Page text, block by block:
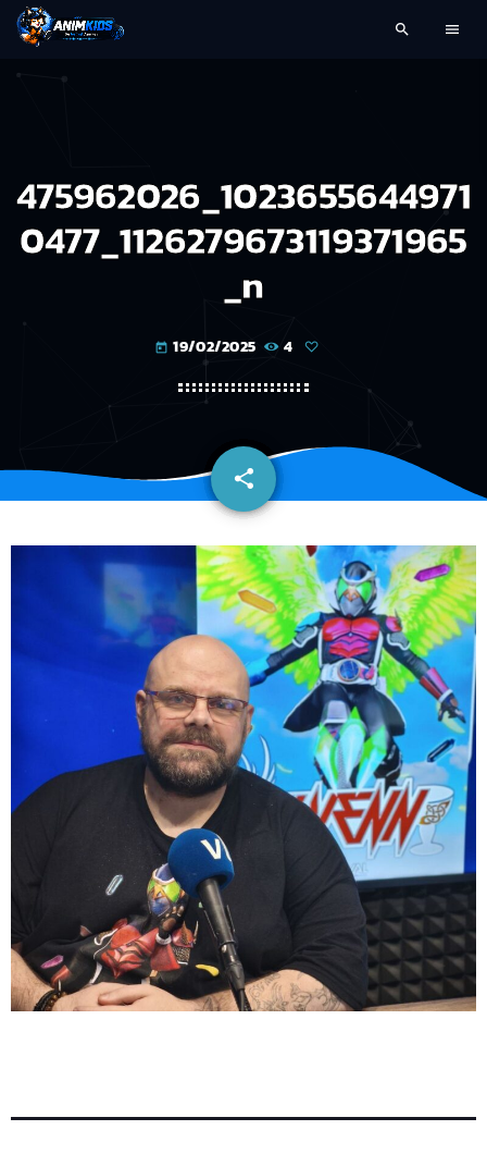
search menu
475962026_1023655644971
0477_1126279673119371965
_n
today 19/02/2025 4
share
email